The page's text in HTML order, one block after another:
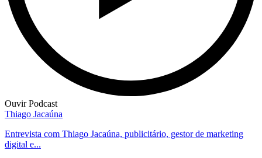
Ouvir Podcast
Thiago Jacaúna
Entrevista com Thiago Jacaúna, publicitário, gestor de marketing
digital e...